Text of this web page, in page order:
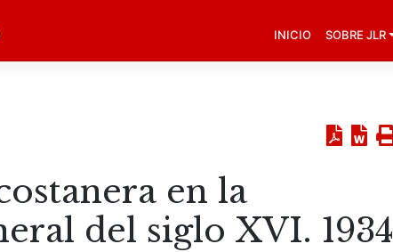
INICIO SOBRE JLR
en la
del siglo XVI. 1934